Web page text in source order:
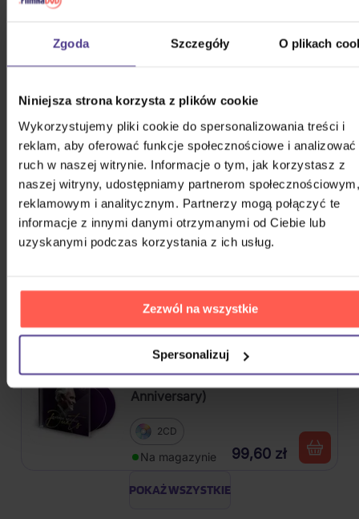
Zgoda Szczegóły O plikach
Niniejsza strona korzysta z plików cookie
Wykorzystujemy pliki cookie do spersonalizowania treści i
reklam, aby oferować funkcje społecznościowe i analizować
ruch w naszej witrynie. Informacje o tym, jak korzystasz z
naszej witryny, udostępniamy partnerom społecznościowym,
reklamowym i analitycznym. Partnerzy mogą połączyć te
informacje z innymi danymi otrzymanymi od Ciebie lub
uzyskanymi podczas korzystania z ich usług.
Zezwól na wszystkie
Spersonalizuj
Series, Season 4
V (BTS): Layover
CD
Niedostępne 124,10 zł
Gott Karel: Singly / 300 písní z let
15CD
Na magazynie 118,40 zł
Bocelli Andrea: Duets (30th
Anniversary)
2CD
Na magazynie 99,60 zł
POKAŻ WSZYSTKIE